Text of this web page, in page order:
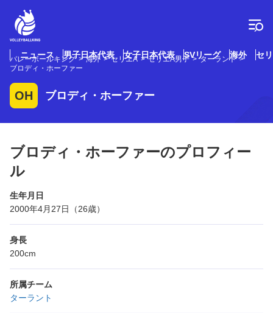
ニュース 男子日本代表 女子日本代表 SVリーグ 海外 セ
バレーボールキング 海外 セリエA セリエA男子
ターラント
ブロディ・ホーファー
OH ブロディ・ホーファー
ブロディ・ホーファーのプロフィー
ル
生年月日
2000年4月27日（26歳）
身長
200cm
所属チーム
ターラント